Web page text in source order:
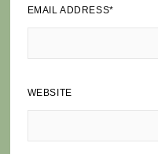
EMAIL ADDRESS*
WEBSITE